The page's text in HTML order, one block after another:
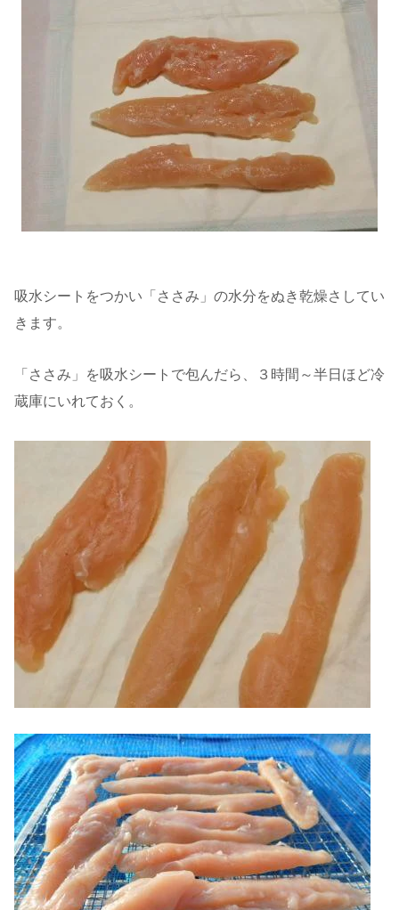
吸水シートをつかい「ささみ」の水分をぬき乾燥さしてい
きます。
「ささみ」を吸水シートで包んだら、３時間～半日ほど冷
蔵庫にいれておく。